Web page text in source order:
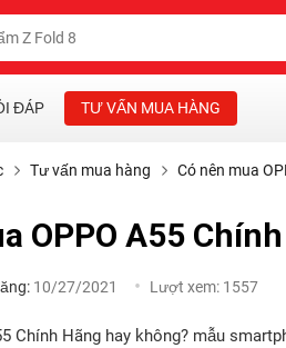
ĐÁP TƯ VẤN MUA HÀNG
Tư vấn mua hàng Có nên mua
OPPO A55
10/27/2021 Lượt xem: 1557
Chính Hãng hay không? mẫu